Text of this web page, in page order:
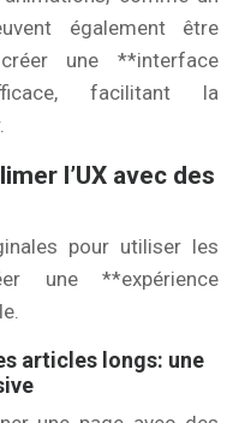
également être
une **interface
facilitant la
l’UX avec des
pour utiliser les
une **expérience
articles longs: une